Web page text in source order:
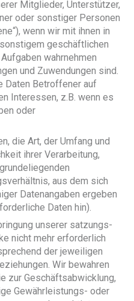
Mitglieder, Unterstützer,
oder sonstiger Personen
wenn wir mit ihnen in
geschäftlichen
wahrnehmen
und Zuwendungen sind.
Daten Betroffener auf
Interessen, z.B. wenn es
oder
die Art, der Umfang und
ihrer Verarbeitung,
aus dem sich
Datenangaben ergeben
Daten hin).
unserer satzungs-
nicht mehr erforderlich
der jeweiligen
Wir bewahren
zur Geschäftsabwicklung,
Gewährleistungs- oder